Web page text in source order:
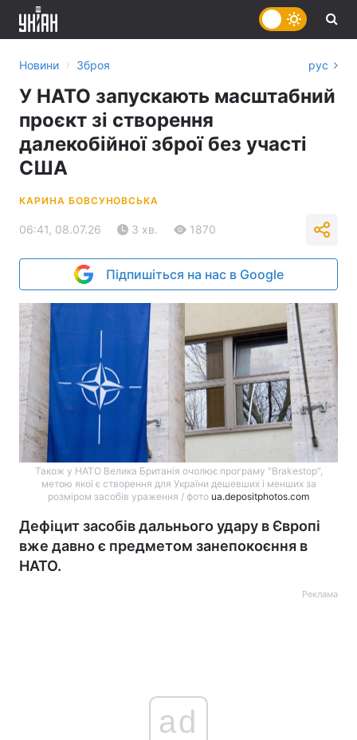
Новини › Зброя рус
У НАТО запускають масштабний
проєкт зі створення
далекобійної зброї без участі
США
КАРИНА БОВСУНОВСЬКА
06:41, 08.07.26 3 хв. 1870
Підпишіться на нас в Google
Також у НАТО Велика Британія очолює програму "Brakestop",
метою якої є створення для України дешевших і менших за
розміром засобів ураження / фото ua.depositphotos.com
Дефіцит засобів дальнього удару в Європі
вже давно є предметом занепокоєння в
НАТО.
Реклама
ad